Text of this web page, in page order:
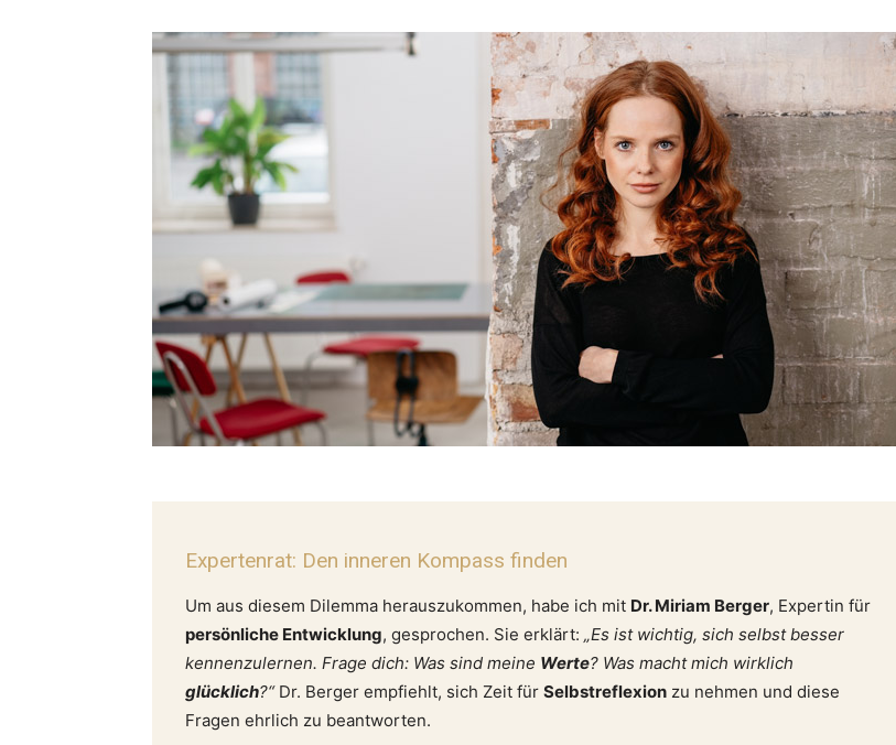
Expertenrat: Den inneren Kompass finden
Um aus diesem Dilemma herauszukommen, habe ich mit Dr. Miriam Berger, Expertin für
persönliche Entwicklung, gesprochen. Sie erklärt: „Es ist wichtig, sich selbst besser
kennenzulernen. Frage dich: Was sind meine Werte? Was macht mich wirklich
glücklich?“Dr. Berger empfiehlt, sich Zeit für Selbstreflexion zu nehmen und diese
Fragen ehrlich zu beantworten.